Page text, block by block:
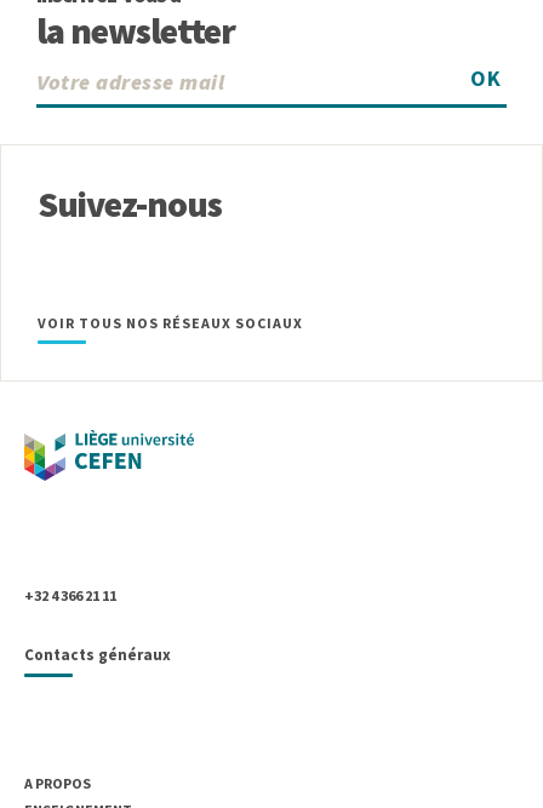
la newsletter
OK
Suivez-nous
VOIR TOUS NOS RÉSEAUX SOCIAUX
+32 4 366 21 11
Contacts généraux
A PROPOS